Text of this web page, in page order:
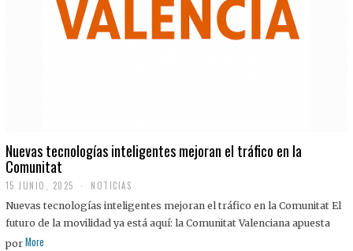
Nuevas tecnologías inteligentes mejoran el tráfico en la
Comunitat
15 JUNIO, 2025 NOTICIAS
Nuevas tecnologías inteligentes mejoran el tráfico en la Comunitat El
futuro de la movilidad ya está aquí: la Comunitat Valenciana apuesta
por More